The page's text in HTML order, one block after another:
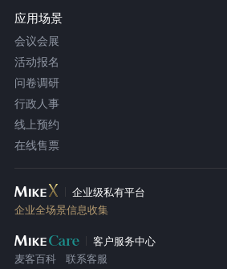
应用场景
会议会展
活动报名
问卷调研
行政人事
线上预约
在线售票
企业级私有平台
企业全场景信息收集
客户服务中心
麦客百科
联系客服